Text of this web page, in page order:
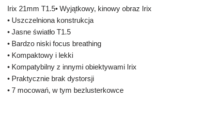
Irix 21mm T1.5• Wyjątkowy, kinowy obraz Irix
• Uszczelniona konstrukcja
• Jasne światło T1.5
• Bardzo niski focus breathing
• Kompaktowy i lekki
• Kompatybilny z innymi obiektywami Irix
• Praktycznie brak dystorsji
• 7 mocowań, w tym bezlusterkowce